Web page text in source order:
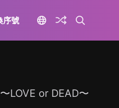
序號
LOVE or DEAD〜